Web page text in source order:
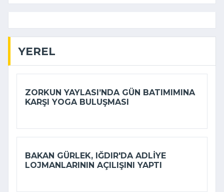
YEREL
ZORKUN YAYLASI’NDA GÜN BATIMIMINA
KARŞI YOGA BULUŞMASI
BAKAN GÜRLEK, IĞDIR'DA ADLIYE
LOJMANLARININ AÇILIŞINI YAPTI